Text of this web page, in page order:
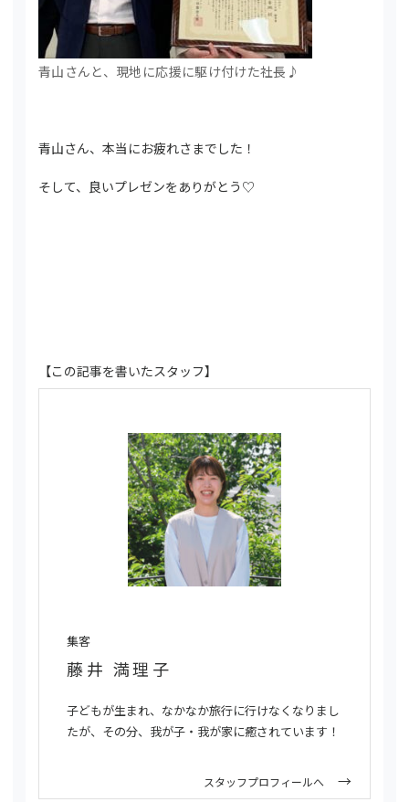
青山さんと、現地に応援に駆け付けた社長♪
青山さん、本当にお疲れさまでした！
そして、良いプレゼンをありがとう♡
【この記事を書いたスタッフ】
集客
藤井 満理子
子どもが生まれ、なかなか旅行に行けなくなりまし
たが、その分、我が子・我が家に癒されています！
スタッフプロフィールへ